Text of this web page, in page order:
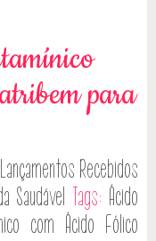
para
Lançamentos Recebidos
Saudável Tags: Ácido
com Ácido Fólico